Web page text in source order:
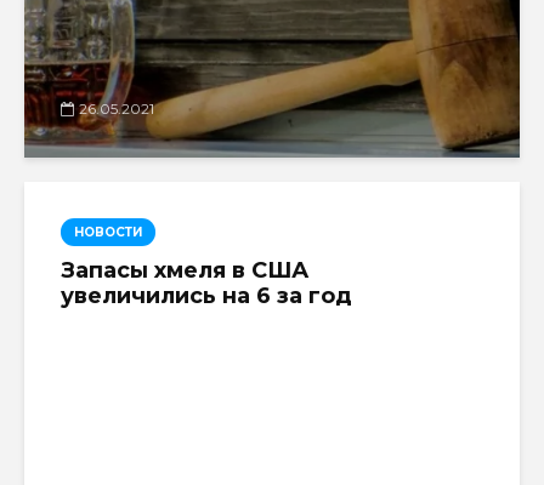
26.05.2021
НОВОСТИ
Запасы хмеля в США
увеличились на 6 за год